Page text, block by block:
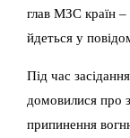
глав МЗС країн
йдеться у
Під час
домовилися про
припинення